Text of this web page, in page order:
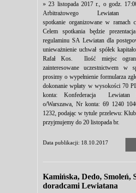
» 23 listopada 2017 r., o godz.
Arbitrażowego Lewiatan
spotkanie organizowane w ramach
Celem spotkania będzie
regulaminu SA Lewiatan dla
unieważnienie uchwał spółek
Rafał Kos. Ilość miejsc
zainteresowane uczestnictwem w
prosimy o wypełnienie formularza
dokonanie wpłaty w wysokości 70
konta: Konfederacja
o/Warszawa, Nr konta: 69 1240
1232, podając w tytule przelewu:
przyjmujemy do 20 listopada br.
Data publikacji: 18.10.2017
Kamińska, Dedo, Smoleń,
doradcami Lewiatana